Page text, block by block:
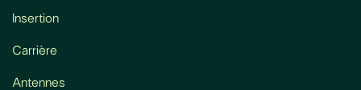
Insertion
Carrière
Antennes